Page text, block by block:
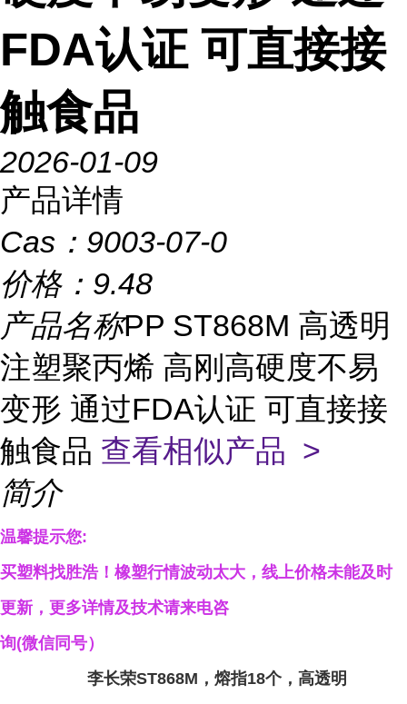
FDA认证 可直接接
触食品
2026-01-09
产品详情
Cas： 9003-07-0
价格： 9.48
产品名称PP ST868M 高透明
注塑聚丙烯 高刚高硬度不易
变形 通过FDA认证 可直接接
触食品 查看相似产品 >
简介
温馨提示您:
买塑料找胜浩！ 橡塑行情波动太大，线上价格未能及时
更新， 更多详情及技术请来电咨
询(微信同号）
李长荣ST868M，熔指18个，高透明